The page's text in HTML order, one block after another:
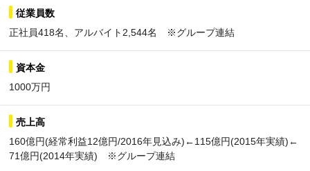
従業員数
正社員418名、アルバイト2,544名 ※グループ連結
資本金
1000万円
売上高
160億円(経常利益12億円/2016年見込み)←115億円(2015年実績)←
71億円(2014年実績) ※グループ連結